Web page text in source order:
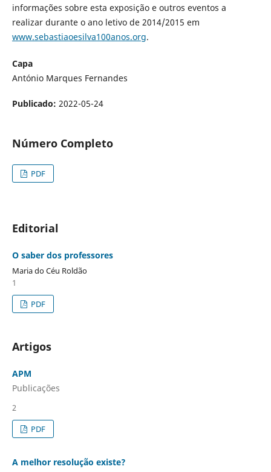
informações sobre esta exposição e outros eventos a
realizar durante o ano letivo de 2014/2015 em
www.sebastiaoesilva100anos.org.
Capa
António Marques Fernandes
Publicado: 2022-05-24
Número Completo
PDF
Editorial
O saber dos professores
Maria do Céu Roldão
1
PDF
Artigos
APM
Publicações
2
PDF
A melhor resolução existe?